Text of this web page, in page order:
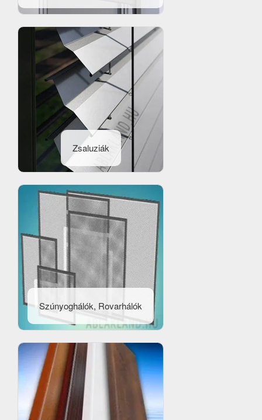
Zsaluziák
Szúnyoghálók, Rovarhálók